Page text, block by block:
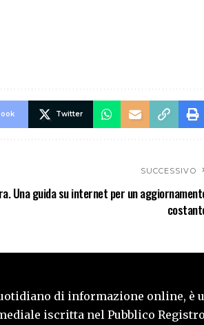
Twitter
SUCCESSIVO
Una guida su internet per un
di informazione online, è
iscritta nel Pubblico